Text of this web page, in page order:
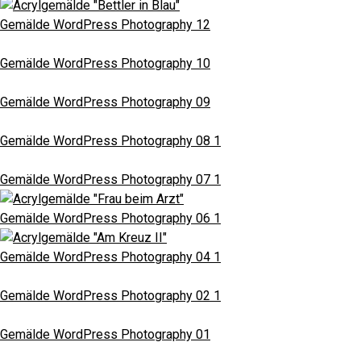
Gemälde WordPress Photography 12
Gemälde WordPress Photography 10
Gemälde WordPress Photography 09
Gemälde WordPress Photography 08 1
Gemälde WordPress Photography 07 1
Gemälde WordPress Photography 06 1
Gemälde WordPress Photography 04 1
Gemälde WordPress Photography 02 1
Gemälde WordPress Photography 01